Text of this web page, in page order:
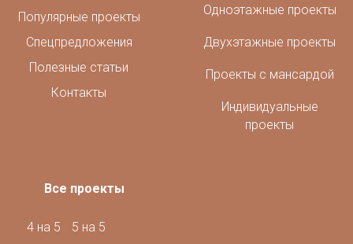
Одноэтажные проекты
Двухэтажные проекты
Проекты с мансардой
Индивидуальные
проекты
Популярные проекты
Спецпредложения
Полезные статьи
Контакты
Все проекты
4 на 5
5 на 5